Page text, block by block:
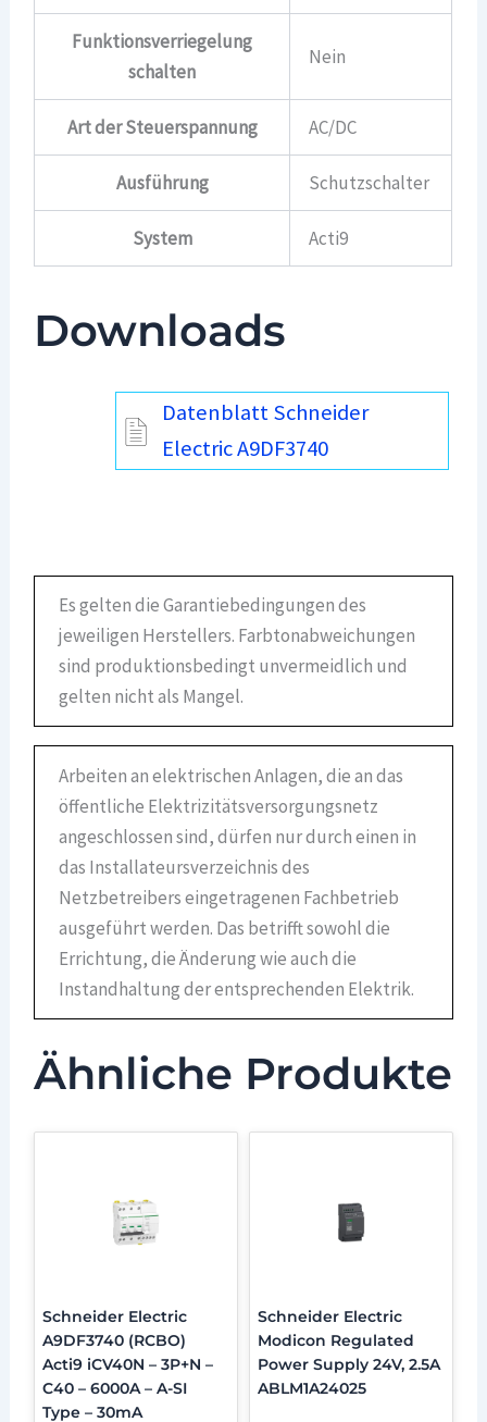
Funktionsverriegelung
schalten
Nein
Art der Steuerspannung AC/DC
Ausführung Schutzschalter
System Acti9
Downloads
Datenblatt Schneider
Electric A9DF3740
Es gelten die Garantiebedingungen des
jeweiligen Herstellers. Farbtonabweichungen
sind produktionsbedingt unvermeidlich und
gelten nicht als Mangel.
Arbeiten an elektrischen Anlagen, die an das
öffentliche Elektrizitätsversorgungsnetz
angeschlossen sind, dürfen nur durch einen in
das Installateursverzeichnis des
Netzbetreibers eingetragenen Fachbetrieb
ausgeführt werden. Das betrifft sowohl die
Errichtung, die Änderung wie auch die
Instandhaltung der entsprechenden Elektrik.
Ähnliche Produkte
Schneider Electric
A9DF3740 (RCBO)
Acti9 iCV40N – 3P+N –
C40 – 6000A – A-SI
Type – 30mA
Schneider Electric
Modicon Regulated
Power Supply 24V, 2.5A
ABLM1A24025